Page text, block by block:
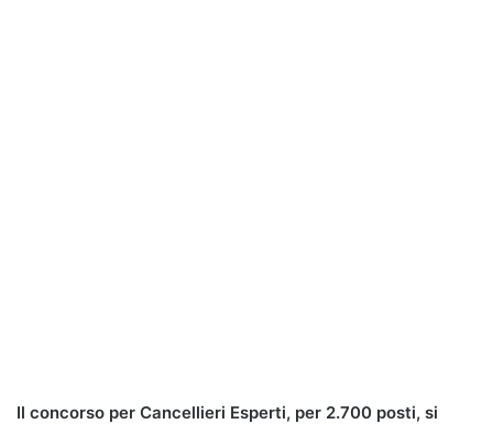
Il concorso per Cancellieri Esperti, per 2.700 posti, si